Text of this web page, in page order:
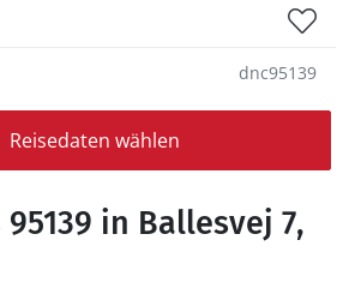
dnc95139
Reisedaten wählen
in Ballesvej 7,